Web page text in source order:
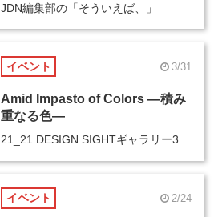
JDN編集部の「そういえば、」
イベント 3/31
Amid Impasto of Colors ―積み
重なる色―
21_21 DESIGN SIGHTギャラリー3
イベント 2/24